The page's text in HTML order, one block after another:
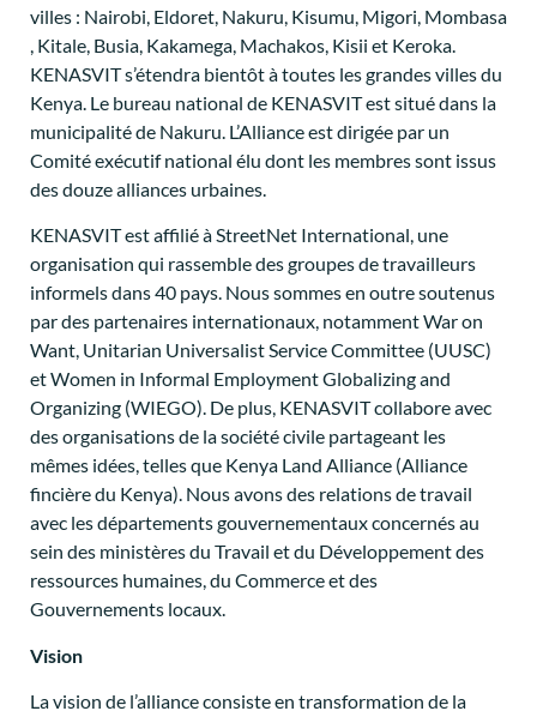
villes : Nairobi, Eldoret, Nakuru, Kisumu, Migori, Mombasa
, Kitale, Busia, Kakamega, Machakos, Kisii et Keroka.
KENASVIT s’étendra bientôt à toutes les grandes villes du
Kenya. Le bureau national de KENASVIT est situé dans la
municipalité de Nakuru. L’Alliance est dirigée par un
Comité exécutif national élu dont les membres sont issus
des douze alliances urbaines.
KENASVIT est affilié à StreetNet International, une
organisation qui rassemble des groupes de travailleurs
informels dans 40 pays. Nous sommes en outre soutenus
par des partenaires internationaux, notamment War on
Want, Unitarian Universalist Service Committee (UUSC)
et Women in Informal Employment Globalizing and
Organizing (WIEGO). De plus, KENASVIT collabore avec
des organisations de la société civile partageant les
mêmes idées, telles que Kenya Land Alliance (Alliance
fincière du Kenya). Nous avons des relations de travail
avec les départements gouvernementaux concernés au
sein des ministères du Travail et du Développement des
ressources humaines, du Commerce et des
Gouvernements locaux.
Vision
La vision de l’alliance consiste en transformation de la